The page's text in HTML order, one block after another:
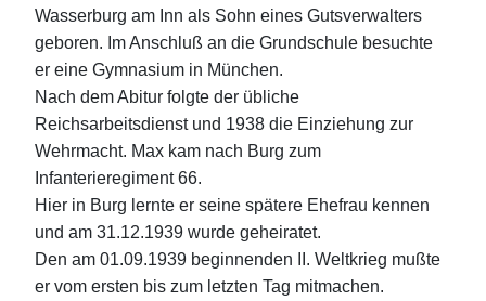
Wasserburg am Inn als Sohn eines Gutsverwalters
geboren. Im Anschluß an die Grundschule besuchte
er eine Gymnasium in München.
Nach dem Abitur folgte der übliche
Reichsarbeitsdienst und 1938 die Einziehung zur
Wehrmacht. Max kam nach Burg zum
Infanterieregiment 66.
Hier in Burg lernte er seine spätere Ehefrau kennen
und am 31.12.1939 wurde geheiratet.
Den am 01.09.1939 beginnenden II. Weltkrieg mußte
er vom ersten bis zum letzten Tag mitmachen.